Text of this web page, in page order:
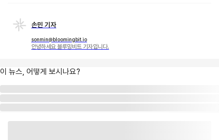
손민 기자
sonmin@bloomingbit.io
안녕하세요 블루밍비트 기자입니다.
이 뉴스, 어떻게 보시나요?